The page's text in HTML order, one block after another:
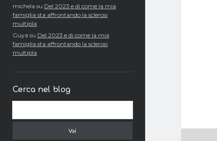
michela su Del 2023 e di come la mia
famiglia sta affrontando la sclerosi
multipla
Guya su Del 2023 e di come la mia
famiglia sta affrontando la sclerosi
multipla
Cerca nel blog